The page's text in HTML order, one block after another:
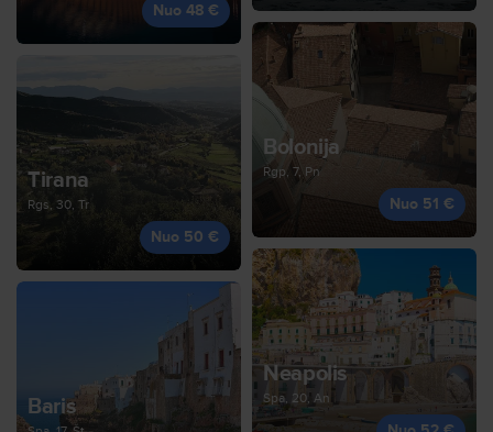
Nuo 48 €
Tirana
Rgs, 30, Tr
Nuo 50 €
Bolonija
Rgp, 7, Pn
Nuo 51 €
Baris
Neapolis
Spa, 20, An